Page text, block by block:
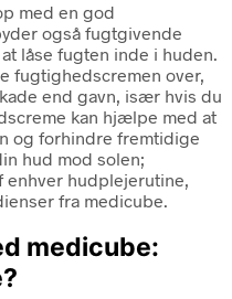
med en god
også fugtgivende
låse fugten inde i huden.
fugtighedscremen over,
end gavn, især hvis du
kan hjælpe med at
og forhindre fremtidige
hud mod solen;
enhver hudplejerutine,
fra medicube.
medicube: